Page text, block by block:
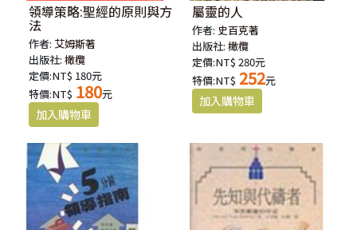
領導策略:聖經的原則與方
法
作者: 艾姆斯著
出版社:橄欖
定價:NT$ 180元
特價:NT$ 180元
屬靈的人
作者: 史百克著
出版社:橄欖
定價:NT$ 280元
特價:NT$ 252元